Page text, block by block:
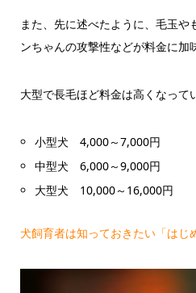
また、先に述べたように、毛玉や
ンちゃんの攻撃性などが料金に加
大型で長毛ほど料金は高くなって
小型犬 4,000～7,000円
中型犬 6,000～9,000円
大型犬 10,000～16,000円
犬飼育者は知っておきたい「はじ